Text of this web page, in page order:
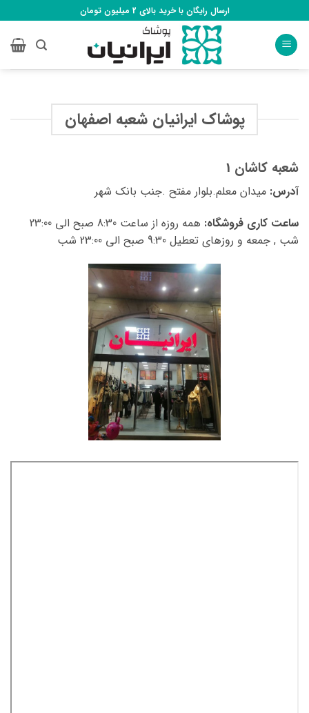
to
content
ارسال رایگان با خرید بالای 2 میلیون تومان
پوشاک ایرانیان شعبه اصفهان
شعبه کاشان 1
آدرس: میدان معلم.بلوار مفتح .جنب بانک شهر
ساعت کاری فروشگاه:
همه روزه از ساعت 8:30 صبح الی 23:00
شب , جمعه و روزهای تعطیل 9:30 صبح الی 23:00 شب